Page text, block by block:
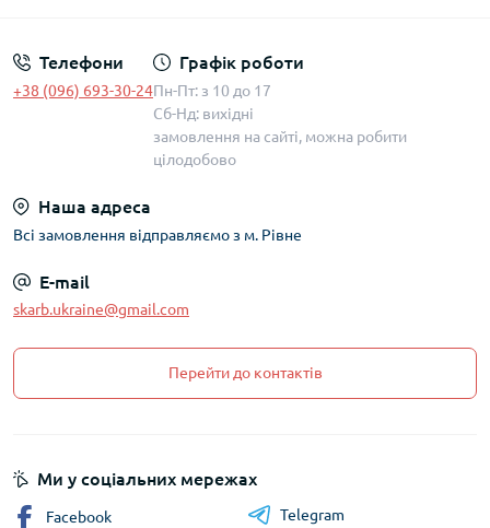
Телефони
+38 (096) 693-30-24
Графік роботи
Пн-Пт: з 10 до 17
Сб-Нд: вихідні
замовлення на сайті, можна робити
цілодобово
Наша адреса
Всі замовлення відправляємо з м. Рівне
E-mail
skarb.ukraine@gmail.com
Перейти до контактів
Ми у соціальних мережах
Facebook
Telegram